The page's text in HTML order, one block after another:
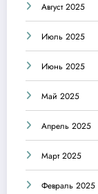
Август 2025
Июль 2025
Июнь 2025
Май 2025
Апрель 2025
Март 2025
Февраль 2025